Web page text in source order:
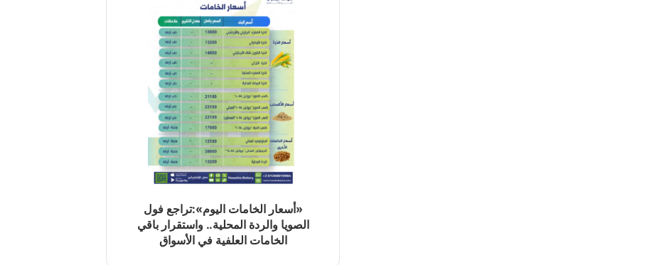
«أسعار الخامات اليوم»:تراجع فول
الصويا والردة المحلية.. واستقرار باقي
الخامات العلفية في الأسواق